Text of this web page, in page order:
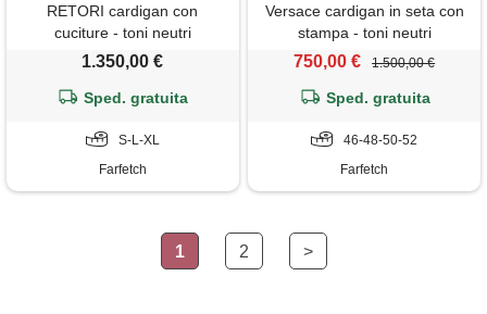
RETORI cardigan con
cuciture - toni neutri
1.350,00 €
Sped. gratuita
S-L-XL
Farfetch
Versace cardigan in seta con
stampa - toni neutri
750,00 € 1.500,00 €
Sped. gratuita
46-48-50-52
Farfetch
1 2 >